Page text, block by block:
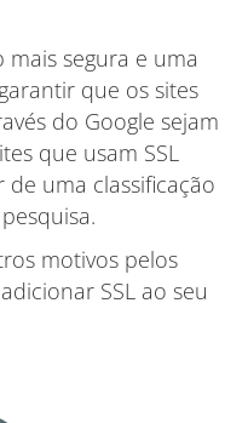
segura e uma
que os sites
do Google sejam
que usam SSL
uma classificação
motivos pelos
SSL ao seu